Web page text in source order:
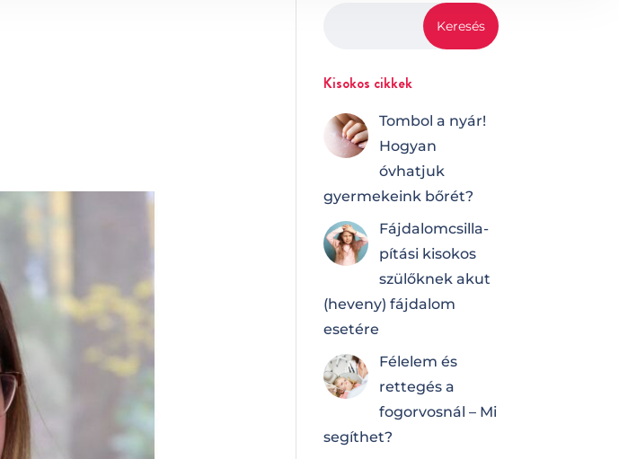
Kisokos cikkek
Tombol a nyár!
Hogyan
óvhatjuk
gyermekeink bőrét?
Fájdalomcsilla­
pí­tá­si kisokos
szülőknek akut
(heveny) fájdalom
esetére
Félelem és
rettegés a
fogorvosnál – Mi
segíthet?